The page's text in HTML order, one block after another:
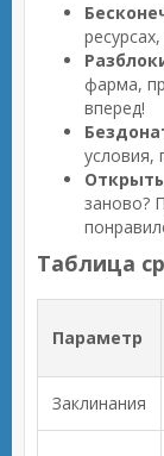
фарма,
вперед!
условия,
заново?
Таблица
Параметр
Заклинания